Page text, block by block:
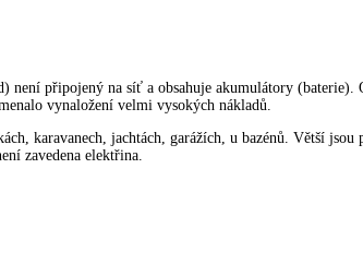
připojený na síť a obsahuje akumulátory (baterie).
vynaložení velmi vysokých nákladů.
karavanech, jachtách, garážích, u bazénů. Větší
zavedena elektřina.